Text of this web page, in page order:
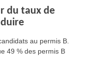
du taux de
au permis B.
49 % des permis B